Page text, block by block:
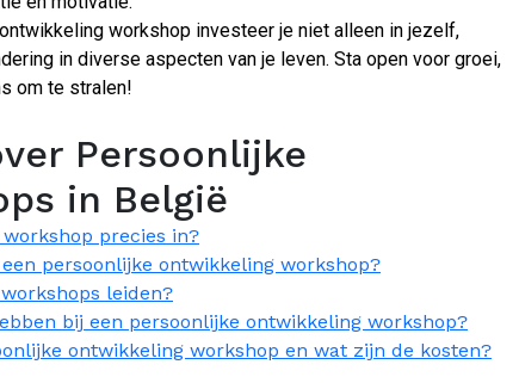
workshop investeer je niet alleen in jezelf,
in diverse aspecten van je leven. Sta open voor groei,
om te stralen!
Persoonlijke
in België
precies in?
persoonlijke ontwikkeling workshop?
leiden?
bij een persoonlijke ontwikkeling workshop?
ontwikkeling workshop en wat zijn de kosten?